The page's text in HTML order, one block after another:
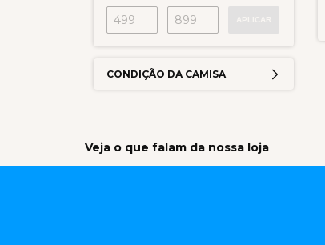
CONDIÇÃO DA CAMISA
Veja o que falam da nossa loja